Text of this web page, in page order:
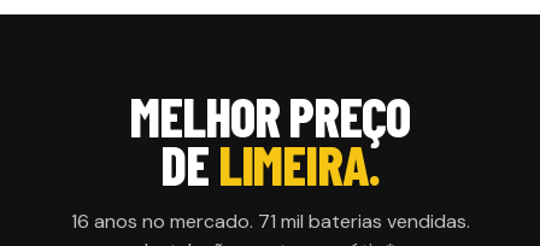
MELHOR PREÇO
DELIMEIRA.
16 anos no mercado. 71 mil baterias vendidas.